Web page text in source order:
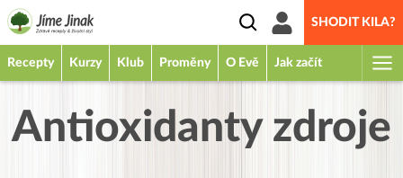
SHODIT KILA?
Recepty Kurzy Klub Proměny O Evě Jak začít
Antioxidanty zdroje